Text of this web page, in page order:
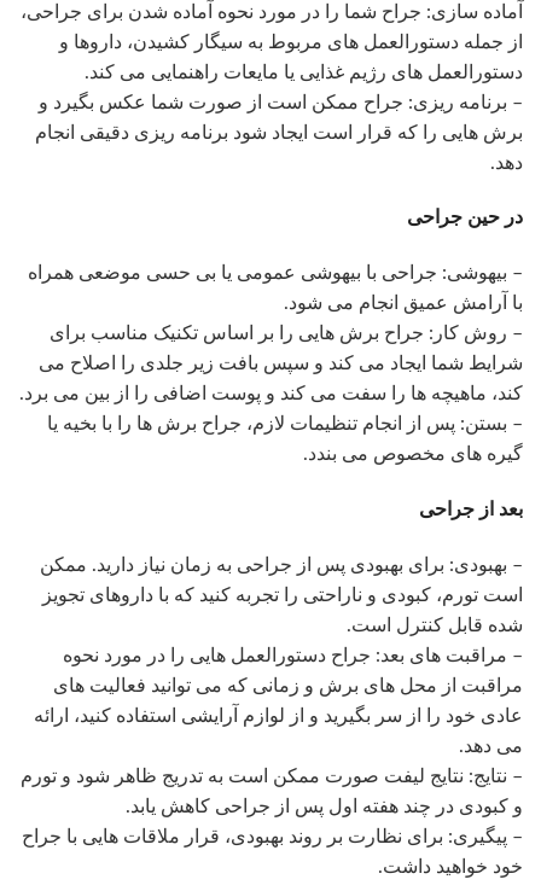
آماده سازی: جراح شما را در مورد نحوه آماده شدن برای جراحی،
از جمله دستورالعمل های مربوط به سیگار کشیدن، داروها و
دستورالعمل های رژیم غذایی یا مایعات راهنمایی می کند.
– برنامه ریزی: جراح ممکن است از صورت شما عکس بگیرد و
برش هایی را که قرار است ایجاد شود برنامه ریزی دقیقی انجام
دهد.
در حین جراحی
– بیهوشی: جراحی با بیهوشی عمومی یا بی حسی موضعی همراه
با آرامش عمیق انجام می شود.
– روش کار: جراح برش هایی را بر اساس تکنیک مناسب برای
شرایط شما ایجاد می کند و سپس بافت زیر جلدی را اصلاح می
کند، ماهیچه ها را سفت می کند و پوست اضافی را از بین می برد.
– بستن: پس از انجام تنظیمات لازم، جراح برش ها را با بخیه یا
گیره های مخصوص می بندد.
بعد از جراحی
– بهبودی: برای بهبودی پس از جراحی به زمان نیاز دارید. ممکن
است تورم، کبودی و ناراحتی را تجربه کنید که با داروهای تجویز
شده قابل کنترل است.
– مراقبت های بعد: جراح دستورالعمل هایی را در مورد نحوه
مراقبت از محل های برش و زمانی که می توانید فعالیت های
عادی خود را از سر بگیرید و از لوازم آرایشی استفاده کنید، ارائه
می دهد.
– نتایج: نتایج لیفت صورت ممکن است به تدریج ظاهر شود و تورم
و کبودی در چند هفته اول پس از جراحی کاهش یابد.
– پیگیری: برای نظارت بر روند بهبودی، قرار ملاقات هایی با جراح
خود خواهید داشت.